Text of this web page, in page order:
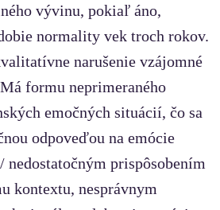
vývinu, pokiaľ áno,
normality vek troch rokov.
narušenie vzájomné
formu neprimeraného
emočných situácií, čo sa
odpoveďou na emócie
prispôsobením
kontextu, nesprávnym